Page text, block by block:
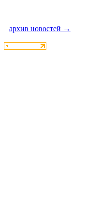
архив новостей →